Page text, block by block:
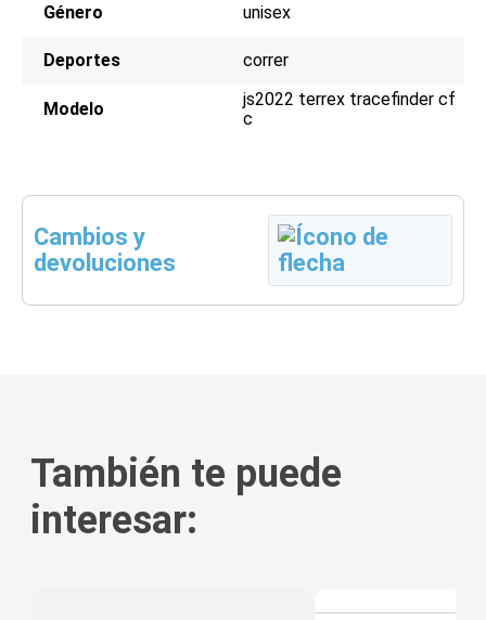
Género unisex
Deportes correr
Modelo
js2022 terrex tracefinder cf
c
Cambios y
devoluciones
También te puede
interesar: